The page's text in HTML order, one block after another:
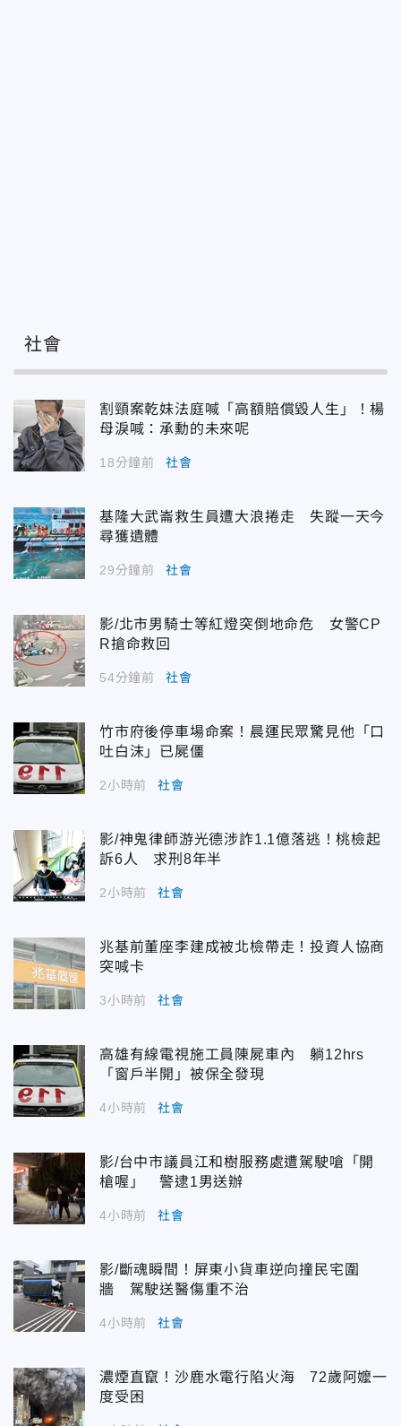
社會
割頸案乾妹法庭喊「高額賠償毀人生」！楊
母淚喊：承勳的未來呢
18分鐘前 社會
基隆大武崙救生員遭大浪捲走 失蹤一天今
尋獲遺體
29分鐘前 社會
影/北市男騎士等紅燈突倒地命危 女警CP
R搶命救回
54分鐘前 社會
竹市府後停車場命案！晨運民眾驚見他「口
吐白沫」已屍僵
2小時前 社會
影/神鬼律師游光德涉詐1.1億落逃！桃檢起
訴6人 求刑8年半
2小時前 社會
兆基前董座李建成被北檢帶走！投資人協商
突喊卡
3小時前 社會
高雄有線電視施工員陳屍車內 躺12hrs
「窗戶半開」被保全發現
4小時前 社會
影/台中市議員江和樹服務處遭駕駛嗆「開
槍喔」 警逮1男送辦
4小時前 社會
影/斷魂瞬間！屏東小貨車逆向撞民宅圍
牆 駕駛送醫傷重不治
4小時前 社會
濃煙直竄！沙鹿水電行陷火海 72歲阿嬤一
度受困